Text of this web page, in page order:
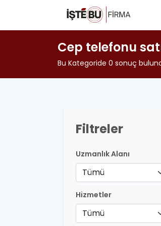
Cep telefonu
Bu Kategoride 0 sonuç
Filtreler
Uzmanlık Alanı
Tümü
Hizmetler
Tümü